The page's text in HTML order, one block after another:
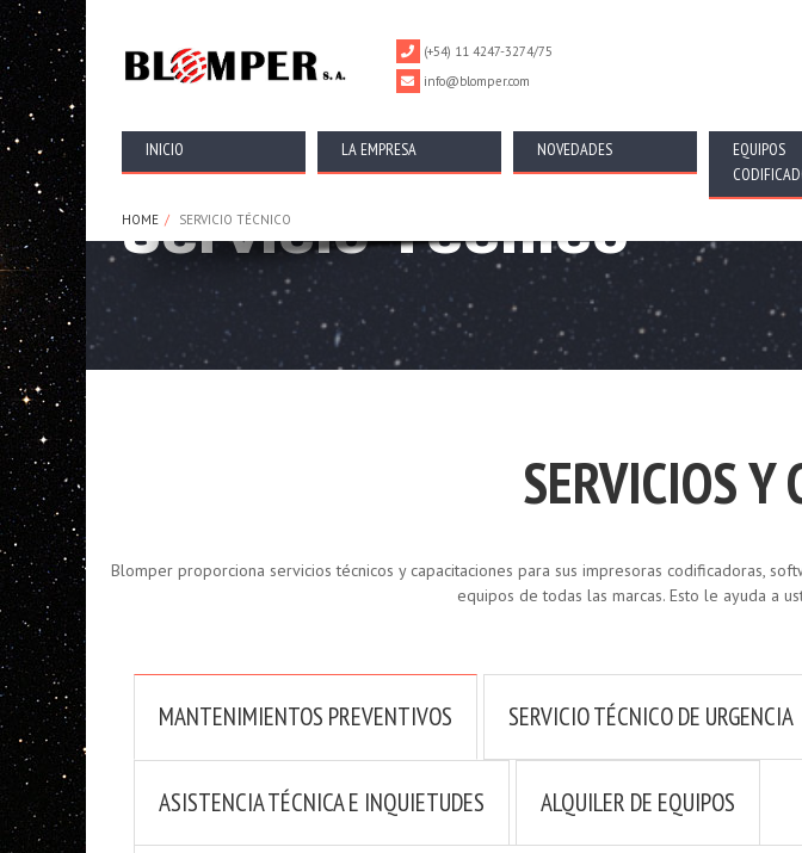
(+54) 11 4247-3274/75
info@blomper.com
INICIO LA EMPRESA NOVEDADES
EQUIPOS
HOME SERVICIO TÉCNICO
Servicio Técnico
SERVICIOS Y
Blomper proporciona servicios técnicos y capacitaciones para sus impresoras codificadoras,
equipos de todas las marcas. Esto le ayuda a
MANTENIMIENTOS PREVENTIVOS SERVICIO TÉCNICO DE URGENCIA
ASISTENCIA TÉCNICA E INQUIETUDES ALQUILER DE EQUIPOS